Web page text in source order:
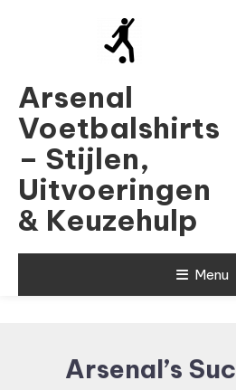
Arsenal
Voetbalshirts
– Stijlen,
Uitvoeringen
& Keuzehulp
Menu
Arsenal’s